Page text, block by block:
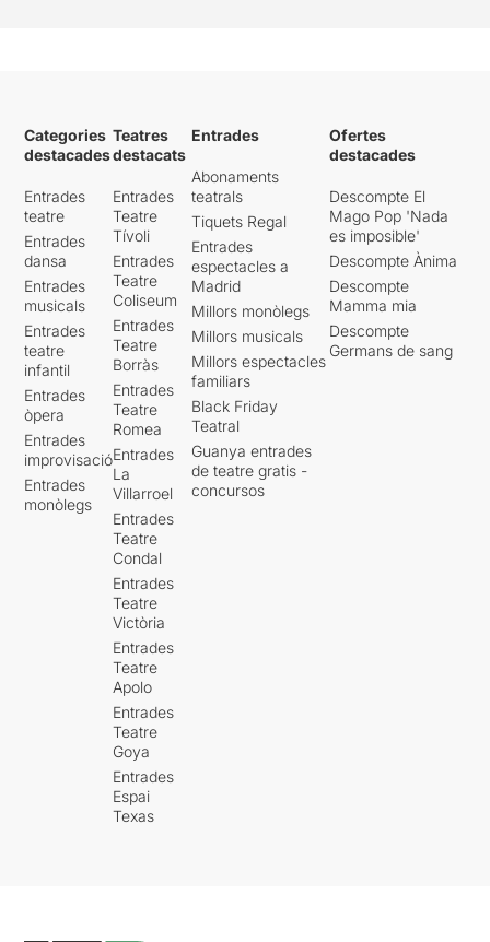
Categories
destacades
Entrades
teatre
Entrades
dansa
Entrades
musicals
Entrades
teatre
infantil
Entrades
òpera
Entrades
improvisació
Entrades
monòlegs
Teatres
destacats
Entrades
Teatre
Tívoli
Entrades
Teatre
Coliseum
Entrades
Teatre
Borràs
Entrades
Teatre
Romea
Entrades
La
Villarroel
Entrades
Teatre
Condal
Entrades
Teatre
Victòria
Entrades
Teatre
Apolo
Entrades
Teatre
Goya
Entrades
Espai
Texas
Entrades
Abonaments
teatrals
Tiquets Regal
Entrades
espectacles a
Madrid
Millors monòlegs
Millors musicals
Millors espectacles
familiars
Black Friday
Teatral
Guanya entrades
de teatre gratis -
concursos
Ofertes
destacades
Descompte El
Mago Pop 'Nada
es imposible'
Descompte Ànima
Descompte
Mamma mia
Descompte
Germans de sang